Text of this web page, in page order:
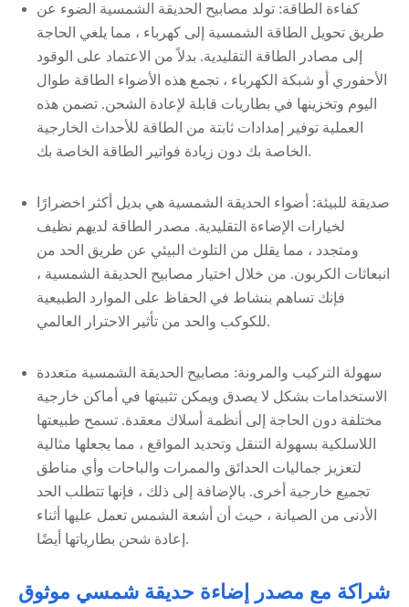
كفاءة الطاقة: تولد مصابيح الحديقة الشمسية الضوء عن
طريق تحويل الطاقة الشمسية إلى كهرباء ، مما يلغي الحاجة
إلى مصادر الطاقة التقليدية. بدلاً من الاعتماد على الوقود
الأحفوري أو شبكة الكهرباء ، تجمع هذه الأضواء الطاقة طوال
اليوم وتخزينها في بطاريات قابلة لإعادة الشحن. تضمن هذه
العملية توفير إمدادات ثابتة من الطاقة للأحداث الخارجية
الخاصة بك دون زيادة فواتير الطاقة الخاصة بك.
صديقة للبيئة: أضواء الحديقة الشمسية هي بديل أكثر اخضرارًا
لخيارات الإضاءة التقليدية. مصدر الطاقة لديهم نظيف
ومتجدد ، مما يقلل من التلوث البيئي عن طريق الحد من
انبعاثات الكربون. من خلال اختيار مصابيح الحديقة الشمسية ،
فإنك تساهم بنشاط في الحفاظ على الموارد الطبيعية
للكوكب والحد من تأثير الاحترار العالمي.
سهولة التركيب والمرونة: مصابيح الحديقة الشمسية متعددة
الاستخدامات بشكل لا يصدق ويمكن تثبيتها في أماكن خارجية
مختلفة دون الحاجة إلى أنظمة أسلاك معقدة. تسمح طبيعتها
اللاسلكية بسهولة التنقل وتحديد المواقع ، مما يجعلها مثالية
لتعزيز جماليات الحدائق والممرات والباحات وأي مناطق
تجميع خارجية أخرى. بالإضافة إلى ذلك ، فإنها تتطلب الحد
الأدنى من الصيانة ، حيث أن أشعة الشمس تعمل عليها أثناء
إعادة شحن بطارياتها أيضًا.
شراكة مع مصدر إضاءة حديقة شمسي موثوق